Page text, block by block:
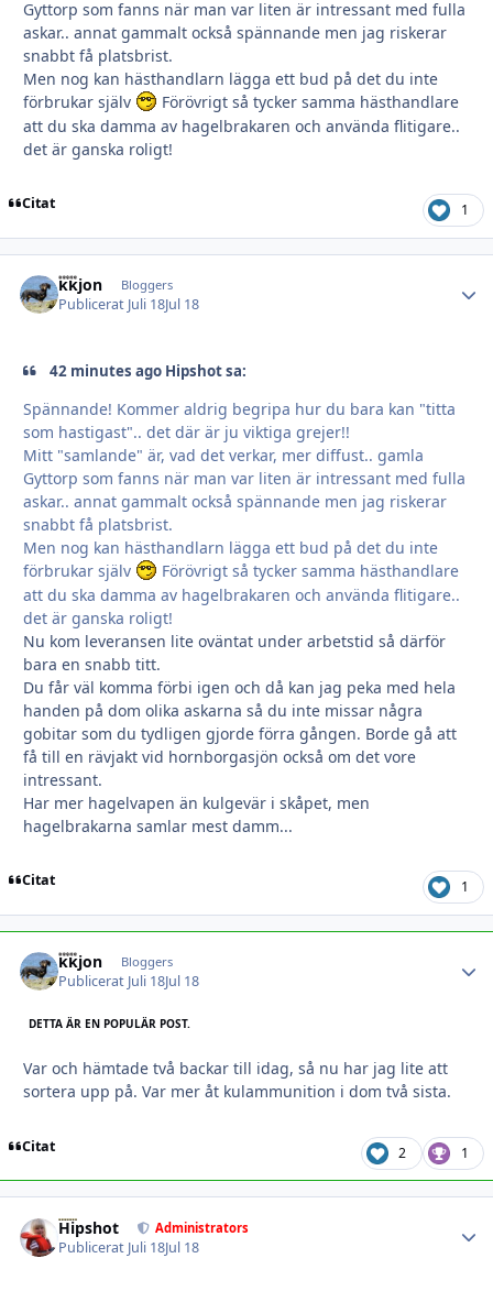
Gyttorp som fanns när man var liten är intressant med fulla
askar.. annat gammalt också spännande men jag riskerar
snabbt få platsbrist.
Men nog kan hästhandlarn lägga ett bud på det du inte
förbrukar själv
Förövrigt så tycker samma hästhandlare
att du ska damma av hagelbrakaren och använda flitigare..
det är ganska roligt!
Citat 1
kkjon Bloggers
Publicerat Juli 18Jul 18
42 minutes ago Hipshot sa:
Spännande! Kommer aldrig begripa hur du bara kan "titta
som hastigast".. det där är ju viktiga grejer!!
Mitt "samlande" är, vad det verkar, mer diffust.. gamla
Gyttorp som fanns när man var liten är intressant med fulla
askar.. annat gammalt också spännande men jag riskerar
snabbt få platsbrist.
Men nog kan hästhandlarn lägga ett bud på det du inte
förbrukar själv
Förövrigt så tycker samma hästhandlare
att du ska damma av hagelbrakaren och använda flitigare..
det är ganska roligt!
Nu kom leveransen lite oväntat under arbetstid så därför
bara en snabb titt.
Du får väl komma förbi igen och då kan jag peka med hela
handen på dom olika askarna så du inte missar några
gobitar som du tydligen gjorde förra gången. Borde gå att
få till en rävjakt vid hornborgasjön också om det vore
intressant.
Har mer hagelvapen än kulgevär i skåpet, men
hagelbrakarna samlar mest damm...
Citat 1
kkjon Bloggers
Publicerat Juli 18Jul 18
DETTA ÄR EN POPULÄR POST.
Var och hämtade två backar till idag, så nu har jag lite att
sortera upp på. Var mer åt kulammunition i dom två sista.
Citat 2 1
Hipshot Administrators
Publicerat Juli 18Jul 18